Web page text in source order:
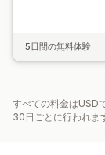
5日間の無料体験
すべての料金はUSD
30日ごとに行われま